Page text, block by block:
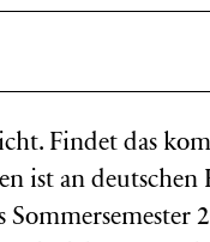
Findet das
ist an